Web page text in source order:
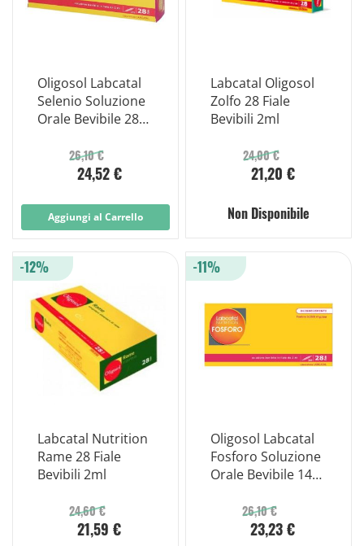
Oligosol Labcatal
Selenio Soluzione
Orale Bevibile 28
26,10 €
24,52 €
Aggiungi al Carrello
Labcatal Oligosol
Zolfo 28 Fiale
Bevibili 2ml
24,00 €
21,20 €
Non Disponibile
Labcatal Nutrition
Rame 28 Fiale
Bevibili 2ml
24,60 €
21,59 €
-12%
Oligosol Labcatal
Fosforo Soluzione
Orale Bevibile 14
26,10 €
23,23 €
-11%